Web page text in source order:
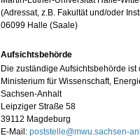
(Adressat, z.B. Fakultät und/oder
06099 Halle (Saale)
Aufsichtsbehörde
Die zuständige Aufsichtsbehörde ist
Ministerium für Wissenschaft,
Sachsen-Anhalt
Leipziger Straße 58
39112 Magdeburg
E-Mail: poststelle@mwu.sachsen-